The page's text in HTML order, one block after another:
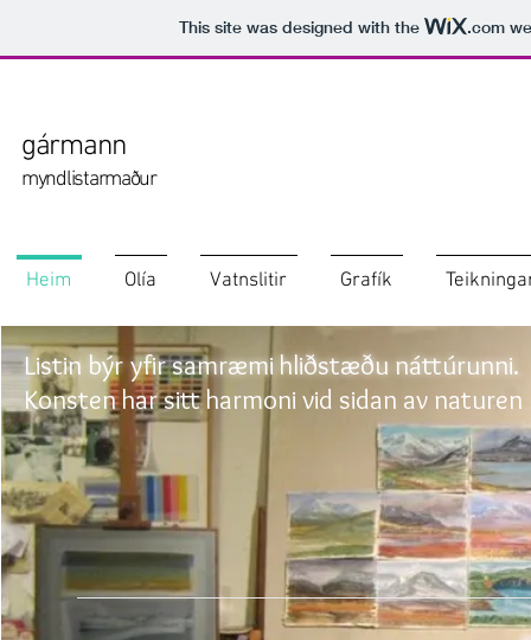
This site was designed with the .com
gármann
myndlistarmaður
Heim Olía Vatnslitir Grafík
Listin býr yfir samræmi hliðstæðu náttúrunni.
Konsten har sitt harmoni vid sidan av naturen